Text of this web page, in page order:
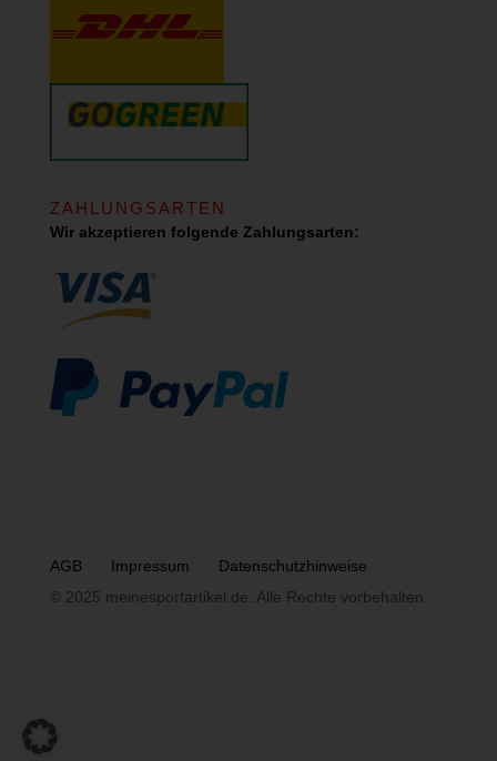
ZAHLUNGSARTEN
Wir akzeptieren folgende Zahlungsarten:
AGB Impressum
Datenschutzhinweise
© 2025 meinesportartikel.de. Alle Rechte vorbehalten.